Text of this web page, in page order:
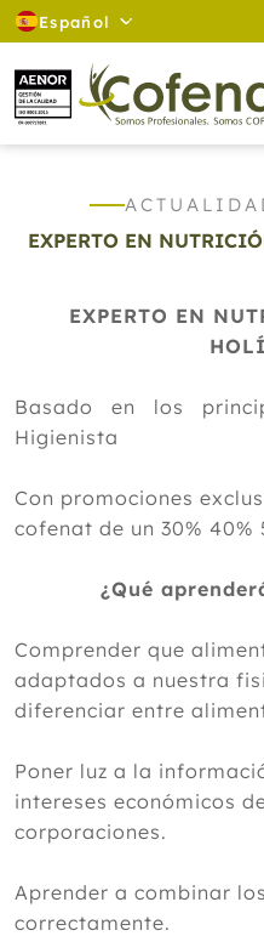
Español
EXPERTO EN
EXPERTO EN
Basado en los
Higienista
Con promociones
cofenat de un 30% 40%
¿Qué
Comprender que
adaptados a nuestra
diferenciar entre
Poner luz a la
intereses económicos
corporaciones.
Aprender a combinar
correctamente.